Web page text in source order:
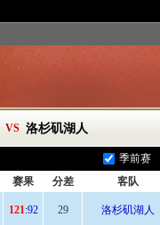
VS 洛杉矶湖人
季前赛
赛果 分差 客队
121:92 29 洛杉矶湖人